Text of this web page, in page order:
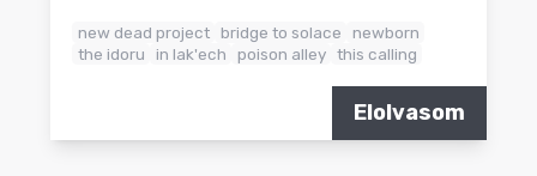
new dead project bridge to solace
newborn
the idoru
in lak'ech poison alley this calling
Elolvasom